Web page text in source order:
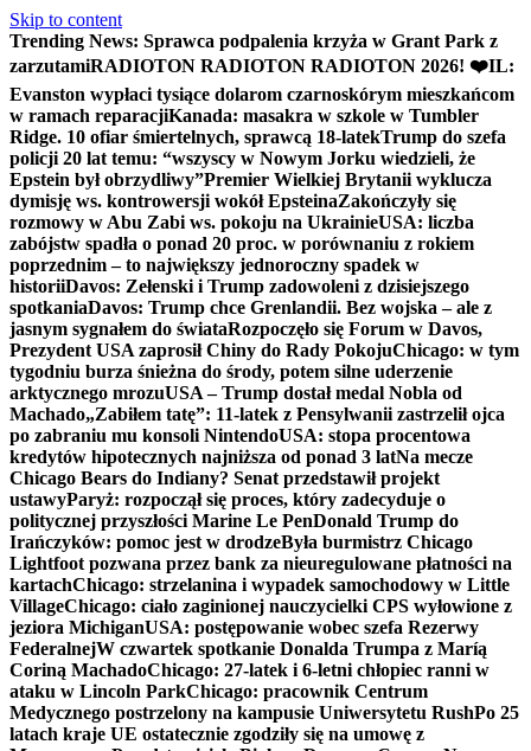
Skip to content
Trending News: Sprawca podpalenia krzyża w Grant Park z
zarzutamiRADIOTON RADIOTON RADIOTON 2026! ❤️IL:
Evanston wypłaci tysiące dolarom czarnoskórym mieszkańcom
w ramach reparacjiKanada: masakra w szkole w Tumbler
Ridge. 10 ofiar śmiertelnych, sprawcą 18-latekTrump do szefa
policji 20 lat temu: “wszyscy w Nowym Jorku wiedzieli, że
Epstein był obrzydliwy”Premier Wielkiej Brytanii wyklucza
dymisję ws. kontrowersji wokół EpsteinaZakończyły się
rozmowy w Abu Zabi ws. pokoju na UkrainieUSA: liczba
zabójstw spadła o ponad 20 proc. w porównaniu z rokiem
poprzednim – to największy jednoroczny spadek w
historiiDavos: Zełenski i Trump zadowoleni z dzisiejszego
spotkaniaDavos: Trump chce Grenlandii. Bez wojska – ale z
jasnym sygnałem do świataRozpoczęło się Forum w Davos,
Prezydent USA zaprosił Chiny do Rady PokojuChicago: w tym
tygodniu burza śnieżna do środy, potem silne uderzenie
arktycznego mrozuUSA – Trump dostał medal Nobla od
Machado„Zabiłem tatę”: 11-latek z Pensylwanii zastrzelił ojca
po zabraniu mu konsoli NintendoUSA: stopa procentowa
kredytów hipotecznych najniższa od ponad 3 latNa mecze
Chicago Bears do Indiany? Senat przedstawił projekt
ustawyParyż: rozpoczął się proces, który zadecyduje o
politycznej przyszłości Marine Le PenDonald Trump do
Irańczyków: pomoc jest w drodzeByła burmistrz Chicago
Lightfoot pozwana przez bank za nieuregulowane płatności na
kartachChicago: strzelanina i wypadek samochodowy w Little
VillageChicago: ciało zaginionej nauczycielki CPS wyłowione z
jeziora MichiganUSA: postępowanie wobec szefa Rezerwy
FederalnejW czwartek spotkanie Donalda Trumpa z Maríą
Coriną MachadoChicago: 27-latek i 6-letni chłopiec ranni w
ataku w Lincoln ParkChicago: pracownik Centrum
Medycznego postrzelony na kampusie Uniwersytetu RushPo 25
latach kraje UE ostatecznie zgodziły się na umowę z